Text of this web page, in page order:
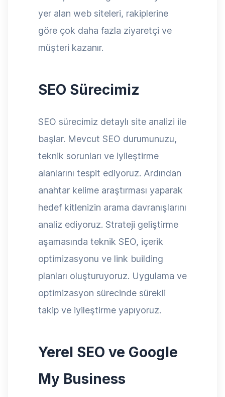
yer alan web siteleri, rakiplerine
göre çok daha fazla ziyaretçi ve
müşteri kazanır.
SEO Sürecimiz
SEO sürecimiz detaylı site analizi ile
başlar. Mevcut SEO durumunuzu,
teknik sorunları ve iyileştirme
alanlarını tespit ediyoruz. Ardından
anahtar kelime araştırması yaparak
hedef kitlenizin arama davranışlarını
analiz ediyoruz. Strateji geliştirme
aşamasında teknik SEO, içerik
optimizasyonu ve link building
planları oluşturuyoruz. Uygulama ve
optimizasyon sürecinde sürekli
takip ve iyileştirme yapıyoruz.
Yerel SEO ve Google
My Business